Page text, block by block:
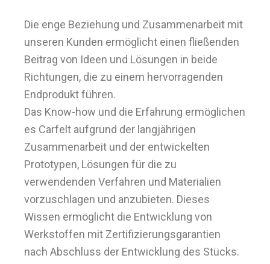
Die enge Beziehung und Zusammenarbeit mit
unseren Kunden ermöglicht einen fließenden
Beitrag von Ideen und Lösungen in beide
Richtungen, die zu einem hervorragenden
Endprodukt führen.
Das Know-how und die Erfahrung ermöglichen
es Carfelt aufgrund der langjährigen
Zusammenarbeit und der entwickelten
Prototypen, Lösungen für die zu
verwendenden Verfahren und Materialien
vorzuschlagen und anzubieten. Dieses
Wissen ermöglicht die Entwicklung von
Werkstoffen mit Zertifizierungsgarantien
nach Abschluss der Entwicklung des Stücks.